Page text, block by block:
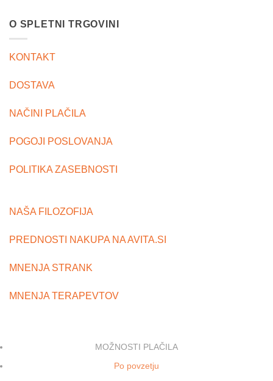
O SPLETNI TRGOVINI
KONTAKT
DOSTAVA
NAČINI PLAČILA
POGOJI POSLOVANJA
POLITIKA ZASEBNOSTI
NAŠA FILOZOFIJA
PREDNOSTI NAKUPA NA AVITA.SI
MNENJA STRANK
MNENJA TERAPEVTOV
MOŽNOSTI PLAČILA
Po povzetju